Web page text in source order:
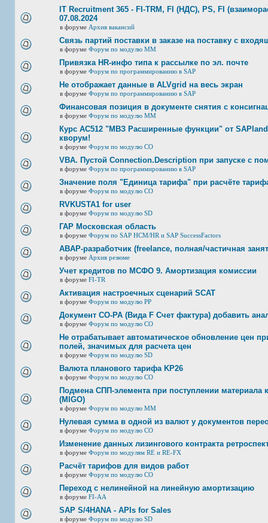
IT Recruitment 365 - FI-TRM, FI (НДС), PS, FI
07.08.2024
в форуме Архив вакансий
Связь партий поставки в заказе на поставку с
в форуме Форум по модулю ММ
Привязка HR-инфо типа к рассылке по эл. почте
в форуме Форум по программированию в SAP
Не отображает данные в ALVgrid на весь экран
в форуме Форум по программированию в SAP
Финансовая позиция в документе снятия с
в форуме Форум по модулю ММ
Курс AC512 "МВЗ Расширенные функции" от
кворум!
в форуме Форум по модулю СО
VBA. Пустой Connection.Description при запуске с
в форуме Форум по программированию в SAP
Значение поля "Единица тарифа" при расчёте
в форуме Форум по модулю СО
RVKUSTA1 for user
в форуме Форум по модулю SD
ГАР Московская область
в форуме Форум по SAP HCM/HR и SAP SuccessFactors
ABAP-разработчик (freelance, полная/частичная
в форуме Архив резюме
Учет кредитов по МСФО 9. Амортизация комиссии
в форуме FI-TR
Активация настроечных сценарий SCAT
в форуме Форум по модулю РР
Документ CO-PA (Вида F Счет фактура) добавить
в форуме Форум по модулю СО
Не отрабатывает автоматическое обновление цен
полей, значимых для расчета цен
в форуме Форум по модулю SD
Валюта планового тарифа KP26
в форуме Форум по модулю СО
Подмена СПП-элемента при поступлении материала к
(MIGO)
в форуме Форум по модулю ММ
Нулевая сумма в одной из валют у документов
в форуме Форум по модулю СО
Изменение данных лизингового контракта
в форуме Форум по модулям RE и RE-FX
Расчёт тарифов для видов работ
в форуме Форум по модулю СО
Переход с нелинейной на линейную амортизацию
в форуме FI-AA
SAP S/4HANA - APIs for Sales
в форуме Форум по модулю SD